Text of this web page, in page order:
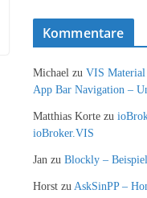
Kommentare
Michael zu VIS Material
App Bar Navigation –
Matthias Korte zu
ioBroker.VIS
Jan zu Blockly –
Horst zu AskSinPP –